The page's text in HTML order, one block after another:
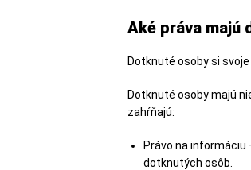
Aké práva majú
Dotknuté osoby si
Dotknuté osoby majú
zahŕňajú:
Právo na
dotknutých osôb.